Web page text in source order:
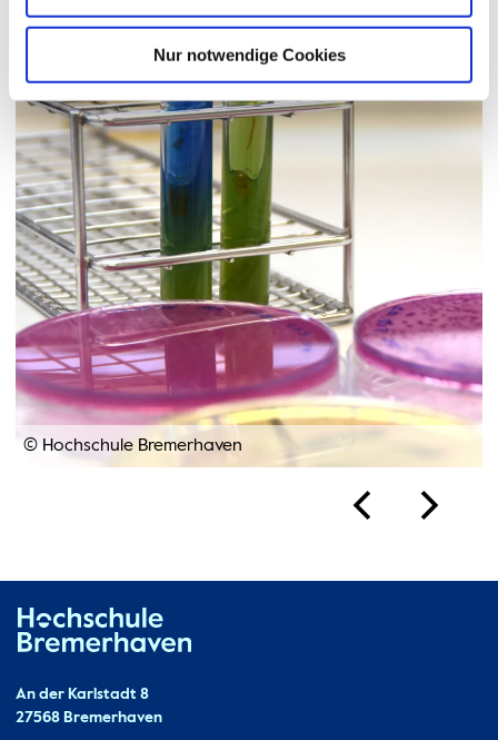
Nur notwendige Cookies
© Hochschule Bremerhaven
Kontakt
An der Karlstadt 8
27568 Bremerhaven